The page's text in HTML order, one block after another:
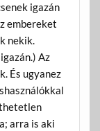
igazán
embereket
nekik.
Az
És ugyanez
arra is aki